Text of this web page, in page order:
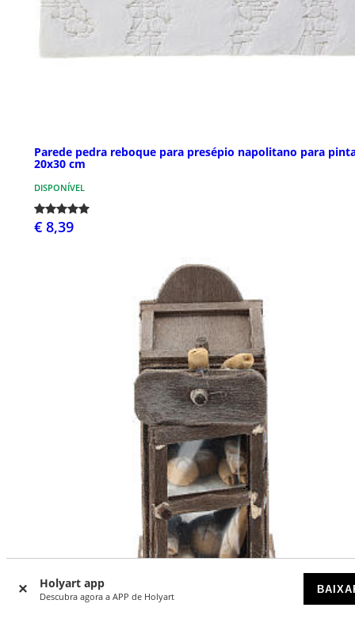
Holyart app
Descubra agora a APP de Holyart
Parede pedra reboque para presépio napolitano para
20x30 cm
DISPONÍVEL
€ 8,39
-37%